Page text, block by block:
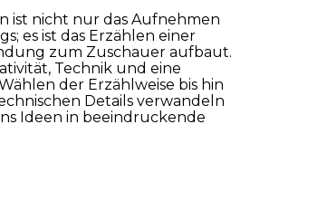
ist nicht nur das Aufnehmen
es ist das Erzählen einer
zum Zuschauer aufbaut.
Technik und eine
der Erzählweise bis hin
Details verwandeln
Ideen in beeindruckende